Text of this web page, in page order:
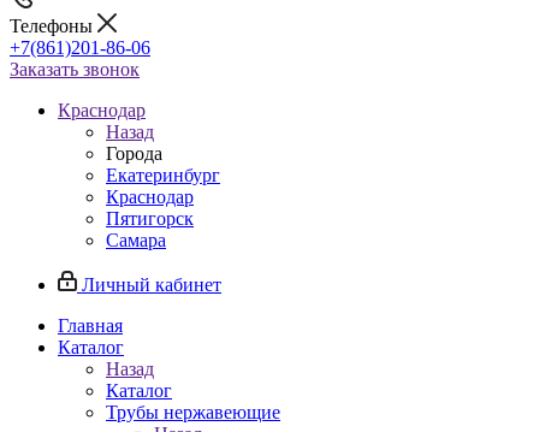
Телефоны
+7(861)201-86-06
Заказать звонок
Краснодар
Назад
Города
Екатеринбург
Краснодар
Пятигорск
Самара
Личный кабинет
Главная
Каталог
Назад
Каталог
Трубы нержавеющие